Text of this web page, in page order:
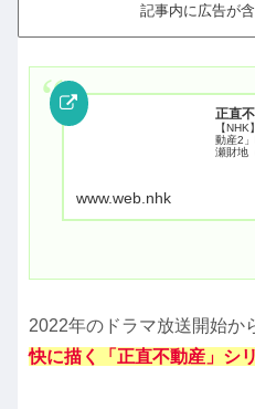
記事内に広告が含
正直
【
動産2
瀬財地
www.web.nhk
2022年のドラマ放送開始か
快に描く「正直不動産」シ